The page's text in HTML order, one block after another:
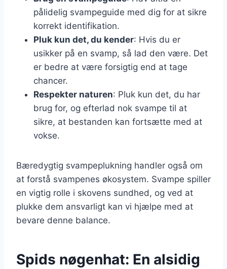
pålidelig svampeguide med dig for at sikre
korrekt identifikation.
Pluk kun det, du kender: Hvis du er
usikker på en svamp, så lad den være. Det
er bedre at være forsigtig end at tage
chancer.
Respekter naturen: Pluk kun det, du har
brug for, og efterlad nok svampe til at
sikre, at bestanden kan fortsætte med at
vokse.
Bæredygtig svampeplukning handler også om
at forstå svampenes økosystem. Svampe spiller
en vigtig rolle i skovens sundhed, og ved at
plukke dem ansvarligt kan vi hjælpe med at
bevare denne balance.
Spids nøgenhat: En alsidig